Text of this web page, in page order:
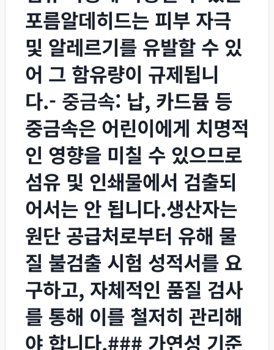
포름알데히드는 피부 자극
및 알레르기를 유발할 수 있
어 그 함유량이 규제됩니
다.- 중금속: 납, 카드뮴 등
중금속은 어린이에게 치명적
인 영향을 미칠 수 있으므로
섬유 및 인쇄물에서 검출되
어서는 안 됩니다.생산자는
원단 공급처로부터 유해 물
질 불검출 시험 성적서를 요
구하고, 자체적인 품질 검사
를 통해 이를 철저히 관리해
야 합니다.### 가연성 기준